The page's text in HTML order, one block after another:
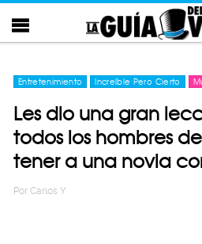
Entretenimiento Increíble Pero Cierto
Les dio una gran
todos los hombres
tener a una novia
Por Carlos Y